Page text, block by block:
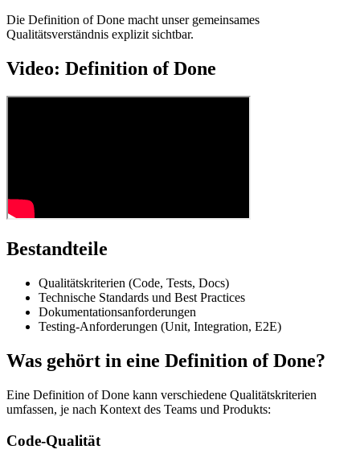
Die Definition of Done macht unser gemeinsames
Qualitätsverständnis explizit sichtbar.
Video: Definition of Done
Bestandteile
Qualitätskriterien (Code, Tests, Docs)
Technische Standards und Best Practices
Dokumentationsanforderungen
Testing-Anforderungen (Unit, Integration, E2E)
Was gehört in eine Definition of Done?
Eine Definition of Done kann verschiedene Qualitätskriterien
umfassen, je nach Kontext des Teams und Produkts:
Code-Qualität